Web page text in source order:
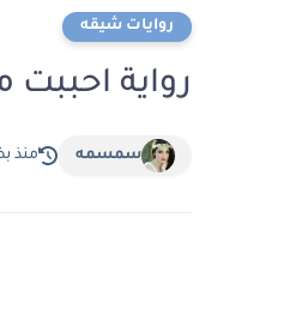
روايات شيقه
رواية احببت
سمسمه منذ